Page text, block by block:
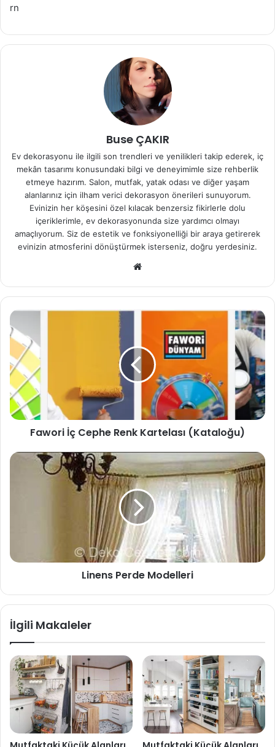
rn
Buse ÇAKIR
Ev dekorasyonu ile ilgili son trendleri ve yenilikleri takip ederek, iç
mekân tasarımı konusundaki bilgi ve deneyimimle size rehberlik
etmeye hazırım. Salon, mutfak, yatak odası ve diğer yaşam
alanlarınız için ilham verici dekorasyon önerileri sunuyorum.
Evinizin her köşesini özel kılacak benzersiz fikirlerle dolu
içeriklerimle, ev dekorasyonunda size yardımcı olmayı
amaçlıyorum. Siz de estetik ve fonksiyonelliği bir araya getirerek
evinizin atmosferini dönüştürmek isterseniz, doğru yerdesiniz.
sit
esi
Fawori İç Cephe Renk Kartelası (Kataloğu)
Linens Perde Modelleri
İlgili Makaleler